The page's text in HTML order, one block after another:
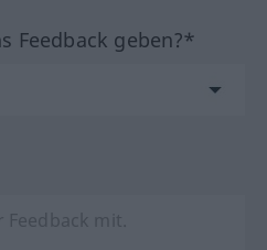
Feedback geben?*